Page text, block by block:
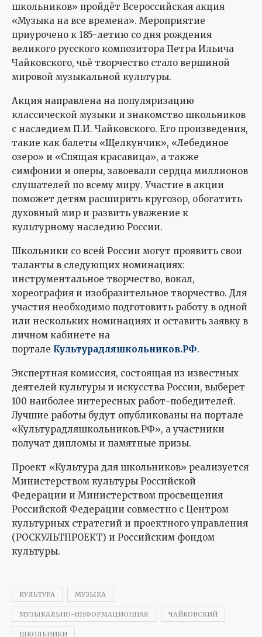
школьников» пройдёт Всероссийская акция
«Музыка на все времена». Мероприятие
приурочено к 185-летию со дня рождения
великого русского композитора Петра Ильича
Чайковского, чьё творчество стало вершиной
мировой музыкальной культуры.
Акция направлена на популяризацию
классической музыки и знакомство школьников
с наследием П.И. Чайковского. Его произведения,
такие как балеты «Щелкунчик», «Лебединое
озеро» и «Спящая красавица», а также
симфонии и оперы, завоевали сердца миллионов
слушателей по всему миру. Участие в акции
поможет детям расширить кругозор, обогатить
духовный мир и развить уважение к
культурному наследию России.
Школьники со всей России могут проявить свои
таланты в следующих номинациях:
инструментальное творчество, вокал,
хореография и изобразительное творчество. Для
участия необходимо подготовить работу в одной
или нескольких номинациях и оставить заявку в
личном кабинете на
портале Культурадляшкольников.РФ.
Экспертная комиссия, состоящая из известных
деятелей культуры и искусства России, выберет
100 наиболее интересных работ-победителей.
Лучшие работы будут опубликованы на портале
«Культурадляшкольников.РФ», а участники
получат дипломы и памятные призы.
Проект «Культура для школьников» реализуется
Министерством культуры Российской
Федерации и Министерством просвещения
Российской Федерации совместно с Центром
культурных стратегий и проектного управления
(РОСКУЛЬТПРОЕКТ) и Российским фондом
культуры.
КУЛЬТУРА МУЗЫКА
МУЗЫКАЛЬНО-ИНФОРМАЦИОННАЯ ЧАЙКОВСКИЙ
ШКОЛЬНИКИ